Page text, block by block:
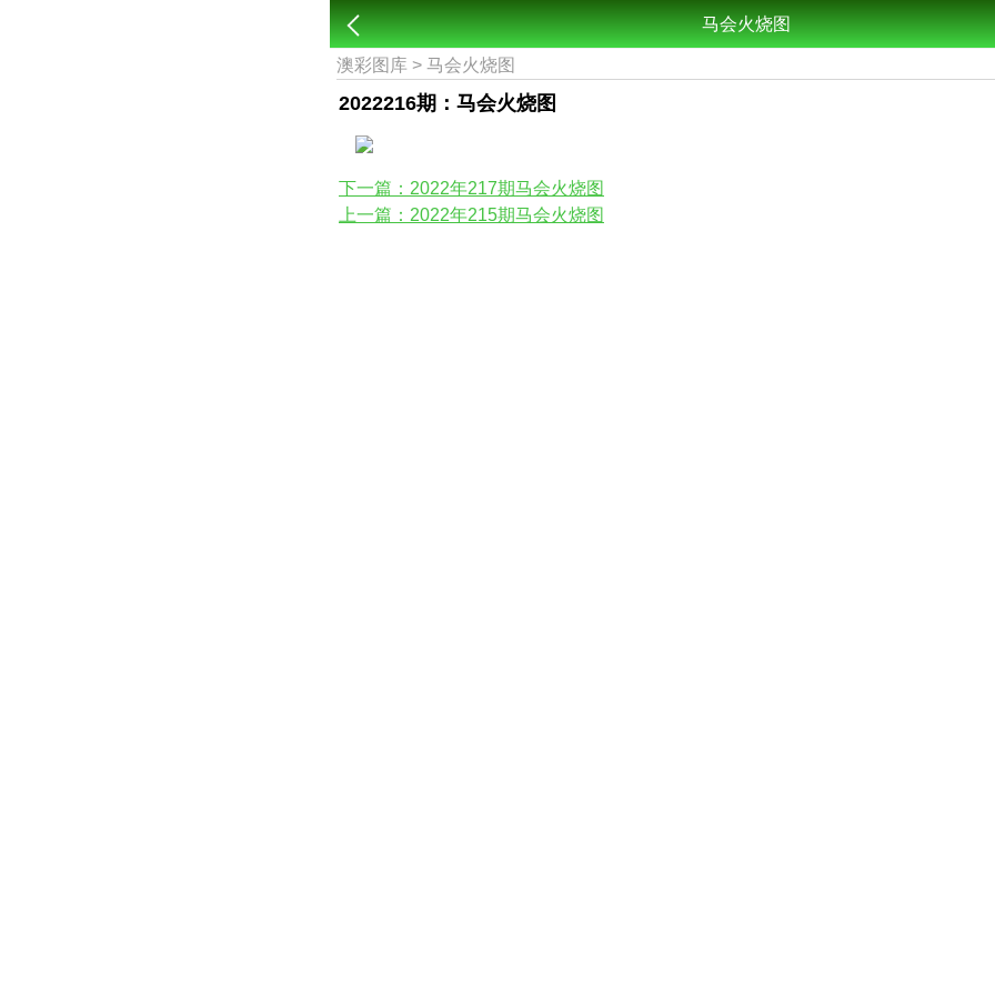
马会火烧图
澳彩图库 >马会火烧图
2022216期：马会火烧图
上一篇：2022年215期马会火烧图